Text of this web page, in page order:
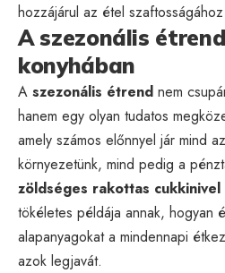
hozzájárul az étel
A szezonális
konyhában
A szezonális étrend nem
hanem egy olyan tudatos
amely számos előnnyel jár mind
környezetünk, mind pedig a
zöldséges rakottas cukkinivel
tökéletes példája annak, hogyan
alapanyagokat a mindennapi
azok legjavát.